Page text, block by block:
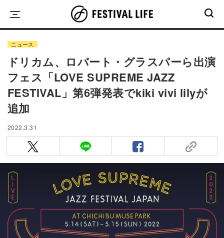
content
ニュース
ドリカム、ロバート・グラスパーら出演
フェス「LOVE SUPREME JAZZ
FESTIVAL」第6弾発表でkiki vivi lilyが
追加
2022.3.31